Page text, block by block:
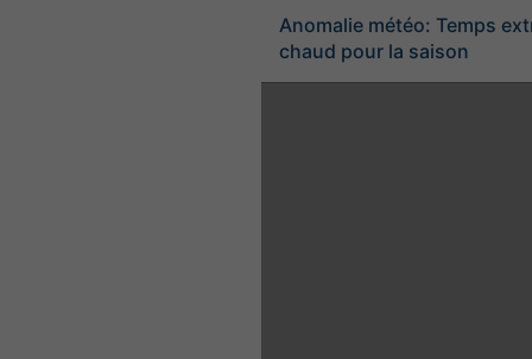
Anomalie météo: Temps
chaud pour la saison